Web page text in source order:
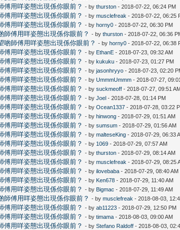
傅用咩姿態出現係你眼前？ - bythurston - 2018-07-22, 06:24 PM
傅用咩姿態出現係你眼前？ - bymusclefreak - 2018-07-22, 06:25
傅用咩姿態出現係你眼前？ - byhorny0 - 2018-07-22, 06:30 PM
師傅用咩姿態出現係你眼前？ - bythurston - 2018-07-22, 06:36
啲師傅用咩姿態出現係你眼前？ - byhorny0 - 2018-07-22, 06:38
傅用咩姿態出現係你眼前？ - by EthanE - 2018-07-23, 09:32 AM
傅用咩姿態出現係你眼前？ - bykukuku - 2018-07-23, 01:27 PM
傅用咩姿態出現係你眼前？ - byjasonhryyo - 2018-07-23, 02:20
傅用咩姿態出現係你眼前？ - byUmmmUmmm - 2018-07-27,
傅用咩姿態出現係你眼前？ - bysuckmeoff - 2018-07-27, 09:51
傅用咩姿態出現係你眼前？ - byJoel - 2018-07-28, 01:14 PM
傅用咩姿態出現係你眼前？ - byOcean1337 - 2018-07-28, 03:22
傅用咩姿態出現係你眼前？ - byhinwong - 2018-07-29, 01:51 AM
傅用咩姿態出現係你眼前？ - bysumsum - 2018-07-29, 01:56 AM
傅用咩姿態出現係你眼前？ - bymalteseKing - 2018-07-29, 06:33
傅用咩姿態出現係你眼前？ - by 1069 - 2018-07-29, 07:57 AM
傅用咩姿態出現係你眼前？ - bythurston - 2018-07-29, 08:14 AM
傅用咩姿態出現係你眼前？ - bymusclefreak - 2018-07-29, 08:25
傅用咩姿態出現係你眼前？ - byilovebaba - 2018-07-29, 08:40 AM
傅用咩姿態出現係你眼前？ - by Ken678 - 2018-07-29, 11:40 AM
傅用咩姿態出現係你眼前？ - by Bigmac - 2018-07-29, 11:49 AM
師傅用咩姿態出現係你眼前？ - bymusclefreak - 2018-08-03,
傅用咩姿態出現係你眼前？ - byab11223 - 2018-07-29, 12:50 PM
傅用咩姿態出現係你眼前？ - bytimama - 2018-08-03, 09:00 AM
傅用咩姿態出現係你眼前？ - byStefano Raldoff - 2018-08-03,